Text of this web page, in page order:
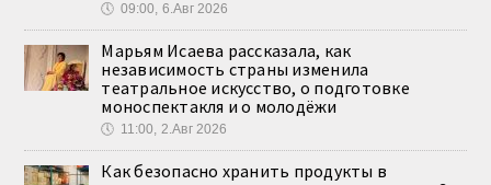
🕔 09:00, 6.Авг 2026
Марьям Исаева рассказала, как
независимость страны изменила
театральное искусство, о подготовке
моноспектакля и о молодёжи
🕔 11:00, 2.Авг 2026
Как безопасно хранить продукты в